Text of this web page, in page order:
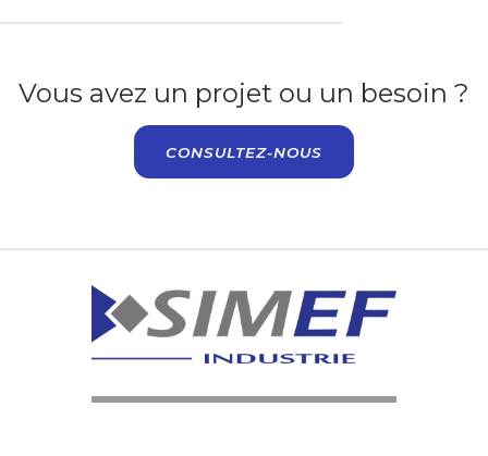
Vous avez un projet ou un besoin ?
CONSULTEZ-NOUS